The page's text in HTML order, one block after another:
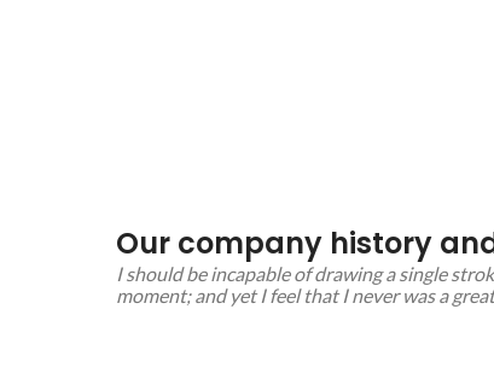
Our company history
I should be incapable of drawing a single
moment; and yet I feel that I never was a